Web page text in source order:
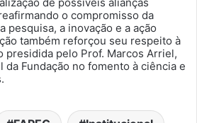
o compromisso da
pesquisa, a inovação e a ação
também reforçou seu respeito à
presidida pelo Prof. Marcos Arriel,
da Fundação no fomento à ciência e